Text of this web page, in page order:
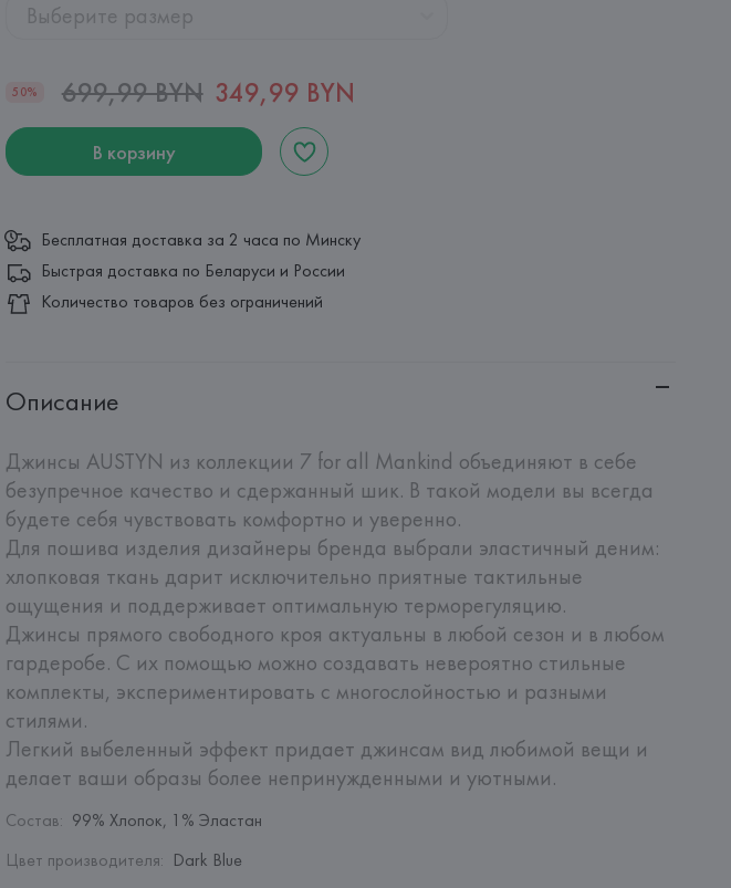
Выберите размер
50% 699,99 BYN 349,99 BYN
В корзину
Бесплатная доставка за 2 часа по Минску
Быстрая доставка по Беларуси и России
Количество товаров без ограничений
Описание
Джинсы AUSTYN из коллекции 7 for all Mankind объединяют в себе
безупречное качество и сдержанный шик. В такой модели вы всегда
будете себя чувствовать комфортно и уверенно.
Для пошива изделия дизайнеры бренда выбрали эластичный деним:
хлопковая ткань дарит исключительно приятные тактильные
ощущения и поддерживает оптимальную терморегуляцию.
Джинсы прямого свободного кроя актуальны в любой сезон и в любом
гардеробе. С их помощью можно создавать невероятно стильные
комплекты, экспериментировать с многослойностью и разными
стилями.
Легкий выбеленный эффект придает джинсам вид любимой вещи и
делает ваши образы более непринужденными и уютными.
Состав: 99% Хлопок, 1% Эластан
Цвет производителя: Dark Blue